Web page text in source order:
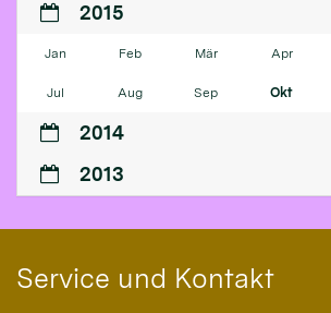
2015
Jan Feb Mär Apr
Jul Aug Sep Okt
2014
2013
Service und Kontakt